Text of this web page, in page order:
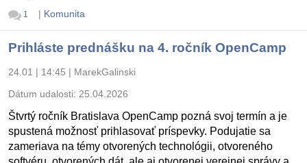
1 | Komunita
Prihláste prednášku na 4. ročník OpenCamp
24.01 | 14:45 | MarekGalinski
Dátum udalosti: 25.04.2026
Štvrtý ročník Bratislava OpenCamp pozná svoj termín a je
spustená možnosť prihlasovať príspevky. Podujatie sa
zameriava na témy otvorených technológii, otvoreného